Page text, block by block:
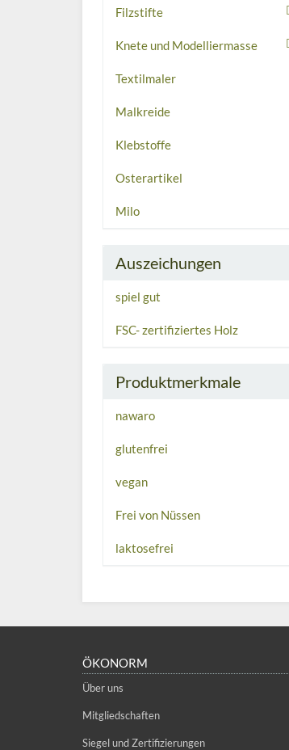
Filzstifte
Knete und Modelliermasse
Textilmaler
Malkreide
Klebstoffe
Osterartikel
Milo
Auszeichungen
spiel gut
FSC- zertifiziertes Holz
Produktmerkmale
nawaro
glutenfrei
vegan
Frei von Nüssen
laktosefrei
ÖKONORM
Über uns
Mitgliedschaften
Siegel und Zertifizierungen